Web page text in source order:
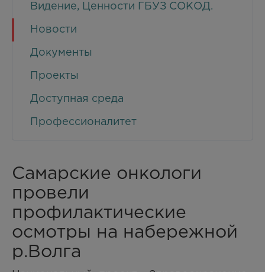
Видение, Ценности ГБУЗ СОКОД.
Новости
Документы
Проекты
Доступная среда
Профессионалитет
Самарские онкологи
провели
профилактические
осмотры на набережной
р.Волга